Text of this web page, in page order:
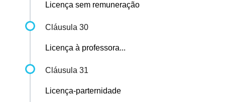
Licença sem remuneração
Cláusula 30
Licença à professora...
Cláusula 31
Licença-parternidade